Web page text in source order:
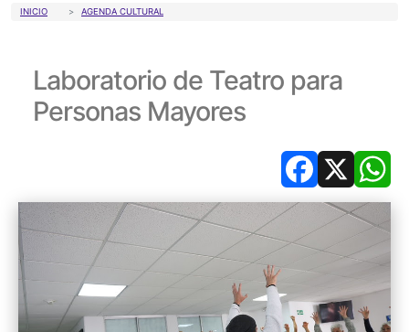
Sobrescribir enlaces de ayuda a la
INICIO AGENDA CULTURAL
Laboratorio de Teatro para
Personas Mayores
Facebook
X